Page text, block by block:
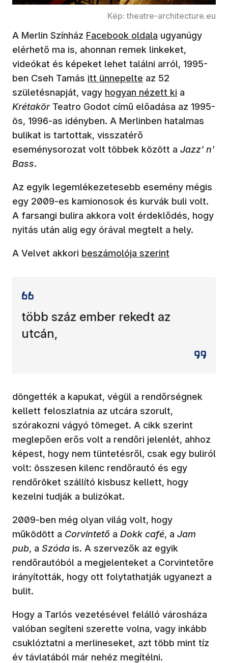
Kép: theatre-architecture.eu
A Merlin Színház (új ablakban nyílik meg)
Facebook oldala ugyanúgy
elérhető ma is, ahonnan remek linkeket,
videókat és képeket lehet találni arról, 1995-
ben Cseh Tamás (új ablakban nyílik meg)
itt ünnepelte az 52
születésnapját, vagy (új ablakban nyílik meg)
hogyan nézett ki a
Krétakör Teatro Godot című előadása az 1995-
ös, 1996-as idényben. A Merlinben hatalmas
bulikat is tartottak, visszatérő
eseménysorozat volt többek között a Jazz' n'
Bass.
Az egyik legemlékezetesebb esemény mégis
egy 2009-es kamionosok és kurvák buli volt.
A farsangi bulira akkora volt érdeklődés, hogy
nyitás után alig egy órával megtelt a hely.
A Velvet akkori (új ablakban nyílik meg)
beszámolója szerint
több száz ember rekedt az
utcán,
döngették a kapukat, végül a rendőrségnek
kellett feloszlatnia az utcára szorult,
szórakozni vágyó tömeget. A cikk szerint
meglepően erős volt a rendőri jelenlét, ahhoz
képest, hogy nem tüntetésről, csak egy buliról
volt: összesen kilenc rendőrautó és egy
rendőröket szállító kisbusz kellett, hogy
kezelni tudják a bulizókat.
2009-ben még olyan világ volt, hogy
működött a Corvintető a Dokk café, a Jam
pub, a Szóda is. A szervezők az egyik
rendőrautóból a megjelenteket a Corvintetőre
irányították, hogy ott folytathatják ugyanezt a
bulit.
Hogy a Tarlós vezetésével felálló városháza
valóban segíteni szerette volna, vagy inkább
csuklóztatni a merlineseket, azt több mint tíz
év távlatából már nehéz megítélni.